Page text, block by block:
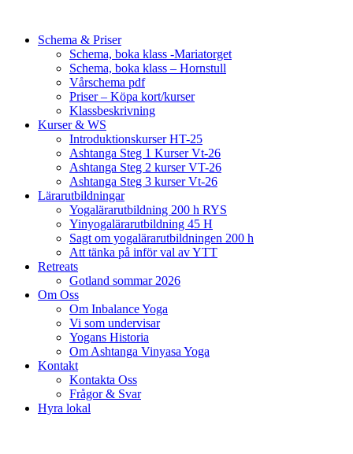
Schema & Priser
Schema, boka klass -Mariatorget
Schema, boka klass – Hornstull
Vårschema pdf
Priser – Köpa kort/kurser
Klassbeskrivning
Kurser & WS
Introduktionskurser HT-25
Ashtanga Steg 1 Kurser Vt-26
Ashtanga Steg 2 kurser VT-26
Ashtanga Steg 3 kurser Vt-26
Lärarutbildningar
Yogalärarutbildning 200 h RYS
Yinyogalärarutbildning 45 H
Sagt om yogalärarutbildningen 200 h
Att tänka på inför val av YTT
Retreats
Gotland sommar 2026
Om Oss
Om Inbalance Yoga
Vi som undervisar
Yogans Historia
Om Ashtanga Vinyasa Yoga
Kontakt
Kontakta Oss
Frågor & Svar
Hyra lokal